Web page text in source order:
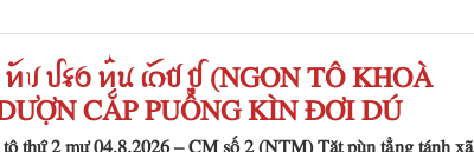
ꪜꪺꪉ ꪀꪲꪙ ꫄ꪒꪥ ꪤꪴ (NGON TÔ KHOÀ
CẮP PUỒNG KÌN ĐƠI DÚ
thứ 2 mự 04.8.2026 – CM số 2 (NTM) Tặt pùn tẳng tánh xã